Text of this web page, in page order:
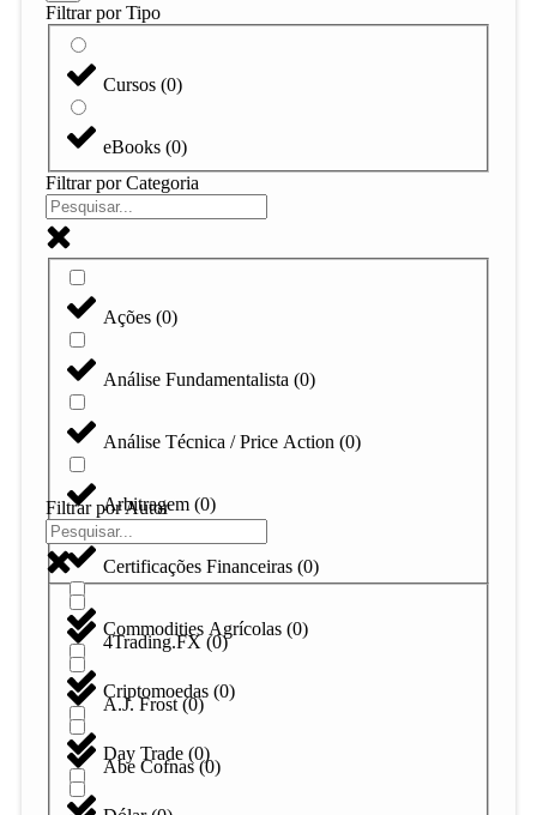
Filtrar por Tipo
Cursos (0)
eBooks (0)
Filtrar por Categoria
Ações (0)
Análise Fundamentalista (0)
Análise Técnica / Price Action (0)
Arbitragem (0)
Certificações Financeiras (0)
Commodities Agrícolas (0)
Criptomoedas (0)
Day Trade (0)
Filtrar por Autor
4Trading.FX(0)
A.J. Frost(0)
Abe Cofnas(0)